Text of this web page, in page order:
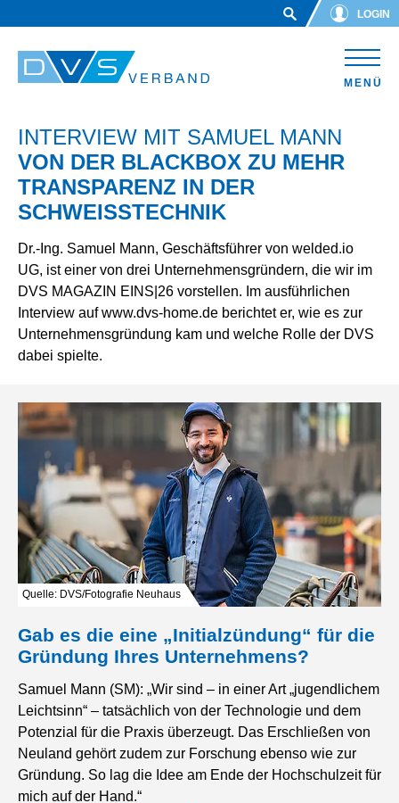
LOGIN
MENÜ
INTERVIEW MIT SAMUEL MANN
VON DER BLACKBOX ZU MEHR
TRANSPARENZ IN DER
SCHWEISSTECHNIK
Dr.-Ing. Samuel Mann, Geschäftsführer von welded.io
UG, ist einer von drei Unternehmensgründern, die wir im
DVS MAGAZIN EINS|26 vorstellen. Im ausführlichen
Interview auf www.dvs-home.de berichtet er, wie es zur
Unternehmensgründung kam und welche Rolle der DVS
dabei spielte.
Quelle: DVS/Fotografie Neuhaus
Gab es die eine „Initialzündung“ für die
Gründung Ihres Unternehmens?
Samuel Mann (SM): „Wir sind – in einer Art „jugendlichem
Leichtsinn“ – tatsächlich von der Technologie und dem
Potenzial für die Praxis überzeugt. Das Erschließen von
Neuland gehört zudem zur Forschung ebenso wie zur
Gründung. So lag die Idee am Ende der Hochschulzeit für
mich auf der Hand.“